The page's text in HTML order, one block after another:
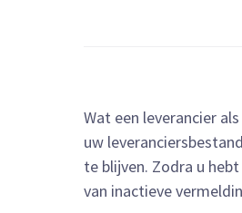
Wat een leverancier
uw
te blijven. Zodra u
van inactieve